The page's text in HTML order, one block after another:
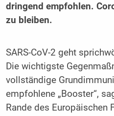
dringend empfohlen.
zu bleiben.
SARS-CoV-2 geht
Die wichtigste
vollständige
empfohlene „Booster“,
Rande des Europäischen